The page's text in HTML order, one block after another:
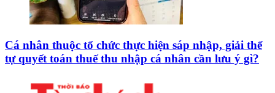
Cá nhân thuộc tổ chức thực hiện sáp nhập, giải thể
tự quyết toán thuế thu nhập cá nhân cần lưu ý gì?